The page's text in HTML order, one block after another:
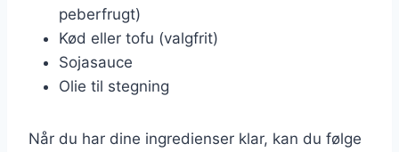
peberfrugt)
Kød eller tofu (valgfrit)
Sojasauce
Olie til stegning
Når du har dine ingredienser klar, kan du følge